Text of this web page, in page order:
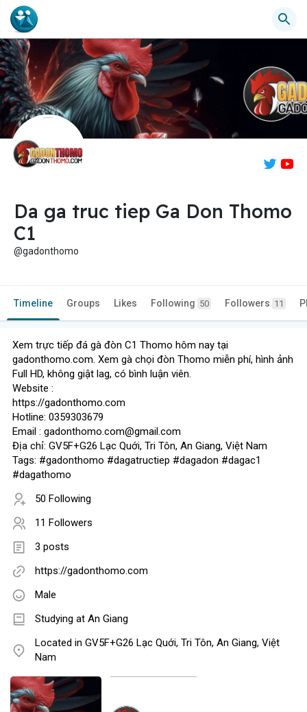
Da ga truc tiep Ga Don Thomo
C1
@gadonthomo
Timeline Groups Likes Following 50 Followers 11
Xem trực tiếp đá gà đòn C1 Thomo hôm nay tại
gadonthomo.com. Xem gà chọi đòn Thomo miễn phí, hình ảnh
Full HD, không giật lag, có bình luận viên.
Website :
https://gadonthomo.com
Hotline: 0359303679
Email : gadonthomo.com@gmail.com
Địa chỉ: GV5F+G26 Lạc Quới, Tri Tôn, An Giang, Việt Nam
Tags: #gadonthomo #dagatructiep #dagadon #dagac1
#dagathomo
50 Following
11 Followers
3 posts
https://gadonthomo.com
Male
Studying at An Giang
Located in GV5F+G26 Lạc Quới, Tri Tôn, An Giang, Việt
Nam